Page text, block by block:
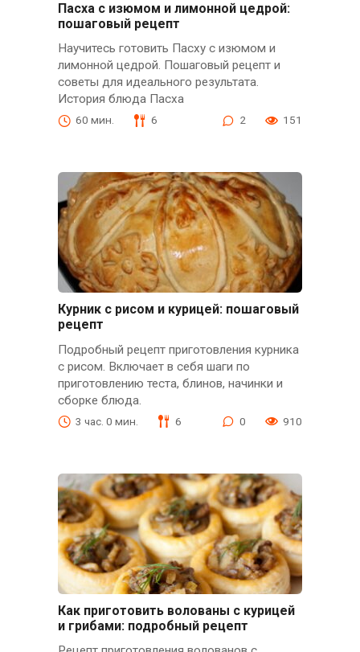
Пасха с изюмом и лимонной цедрой:
пошаговый рецепт
Научитесь готовить Пасху с изюмом и
лимонной цедрой. Пошаговый рецепт и
советы для идеального результата.
История блюда Пасха
60 мин. 6 2 151
Курник с рисом и курицей: пошаговый
рецепт
Подробный рецепт приготовления курника
с рисом. Включает в себя шаги по
приготовлению теста, блинов, начинки и
сборке блюда.
3 час. 0 мин. 6 0 910
Как приготовить волованы с курицей
и грибами: подробный рецепт